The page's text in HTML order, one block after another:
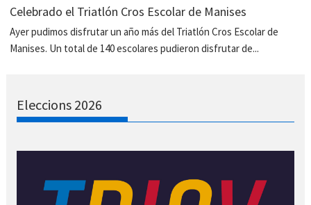
Celebrado el Triatlón Cros Escolar de Manises
Ayer pudimos disfrutar un año más del Triatlón Cros Escolar de
Manises. Un total de 140 escolares pudieron disfrutar de...
Eleccions 2026